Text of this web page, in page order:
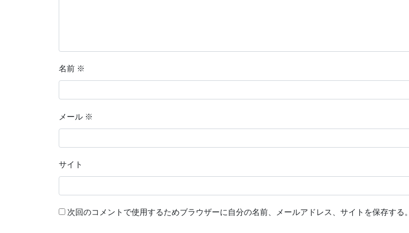
名前 ※
メール ※
サイト
次回のコメントで使用するためブラウザーに自分の名前、メールアドレス、サイトを保存する。